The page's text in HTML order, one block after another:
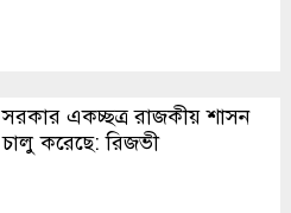
সরকার একচ্ছত্র রাজকীয় শাসন
চালু করেছে: রিজভী